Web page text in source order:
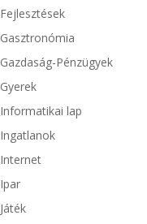
Fejlesztések
Gasztronómia
Gazdaság-Pénzügyek
Gyerek
Informatikai lap
Ingatlanok
Internet
Ipar
Játék